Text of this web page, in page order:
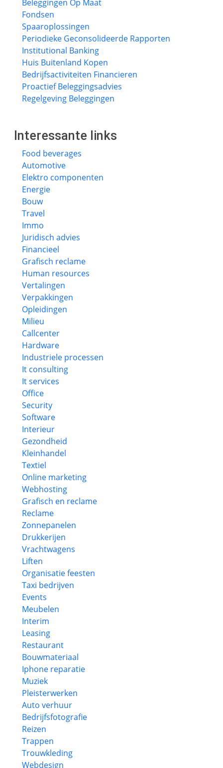
Beleggingen Op Maat
Fondsen
Spaaroplossingen
Periodieke Geconsolideerde Rapporten
Institutional Banking
Huis Buitenland Kopen
Bedrijfsactiviteiten Financieren
Proactief Beleggingsadvies
Regelgeving Beleggingen
Interessante links
Food beverages
Automotive
Elektro componenten
Energie
Bouw
Travel
Immo
Juridisch advies
Financieel
Grafisch reclame
Human resources
Vertalingen
Verpakkingen
Opleidingen
Milieu
Callcenter
Hardware
Industriele processen
It consulting
It services
Office
Security
Software
Interieur
Gezondheid
Kleinhandel
Textiel
Online marketing
Webhosting
Grafisch en reclame
Reclame
Zonnepanelen
Drukkerijen
Vrachtwagens
Liften
Organisatie feesten
Taxi bedrijven
Events
Meubelen
Interim
Leasing
Restaurant
Bouwmateriaal
Iphone reparatie
Muziek
Pleisterwerken
Auto verhuur
Bedrijfsfotografie
Reizen
Trappen
Trouwkleding
Webdesign